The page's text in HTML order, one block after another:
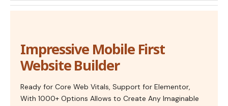
Impressive Mobile First
Website Builder
Ready for Core Web Vitals, Support for Elementor,
With 1000+ Options Allows to Create Any Imaginable